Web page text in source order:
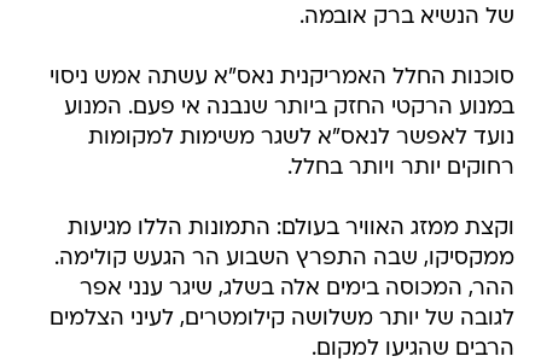
של הנשיא ברק אובמה.
סוכנות החלל האמריקנית נאס"א עשתה אמש ניסוי
במנוע הרקטי החזק ביותר שנבנה אי פעם. המנוע
נועד לאפשר לנאס"א לשגר משימות למקומות
רחוקים יותר ויותר בחלל.
וקצת ממזג האוויר בעולם: התמונות הללו מגיעות
ממקסיקו, שבה התפרץ השבוע הר הגעש קולימה.
ההר, המכוסה בימים אלה בשלג, שיגר ענני אפר
לגובה של יותר משלושה קילומטרים, לעיני הצלמים
הרבים שהגיעו למקום.